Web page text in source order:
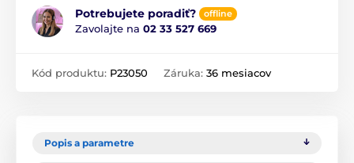
Potrebujete poradiť? offline
Zavolajte na 02 33 527 669
Kód produktu: P23050 Záruka: 36 mesiacov
Popis a parametre